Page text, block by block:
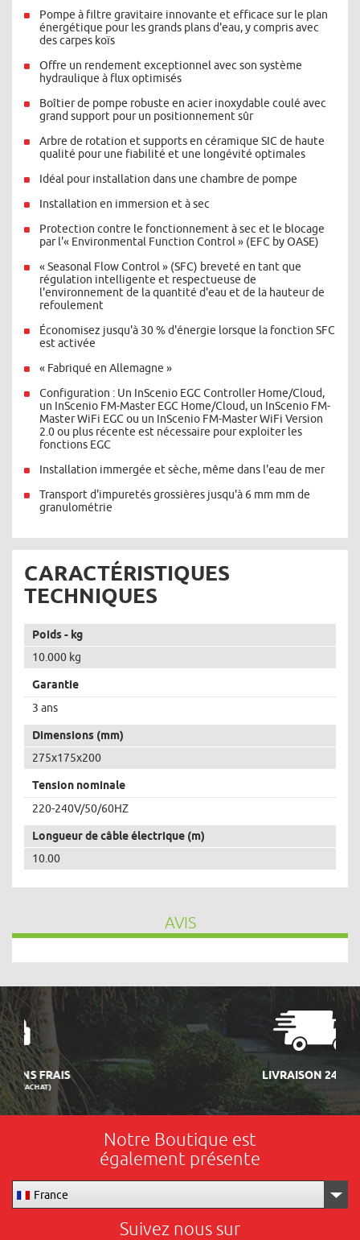
Pompe à filtre gravitaire innovante et efficace sur le plan
énergétique pour les grands plans d'eau, y compris avec
des carpes koïs
Offre un rendement exceptionnel avec son système
hydraulique à flux optimisés
Boîtier de pompe robuste en acier inoxydable coulé avec
grand support pour un positionnement sûr
Arbre de rotation et supports en céramique SIC de haute
qualité pour une fiabilité et une longévité optimales
Idéal pour installation dans une chambre de pompe
Installation en immersion et à sec
Protection contre le fonctionnement à sec et le blocage
par l'« Environmental Function Control » (EFC by OASE)
« Seasonal Flow Control » (SFC) breveté en tant que
régulation intelligente et respectueuse de
l'environnement de la quantité d'eau et de la hauteur de
refoulement
Économisez jusqu'à 30 % d'énergie lorsque la fonction SFC
est activée
« Fabriqué en Allemagne »
Configuration : Un InScenio EGC Controller Home/Cloud,
un InScenio FM-Master EGC Home/Cloud, un InScenio FM-
Master WiFi EGC ou un InScenio FM-Master WiFi Version
2.0 ou plus récente est nécessaire pour exploiter les
fonctions EGC
Installation immergée et sèche, même dans l'eau de mer
Transport d'impuretés grossières jusqu'à 6 mm mm de
granulométrie
CARACTÉRISTIQUES
TECHNIQUES
Poids - kg
10.000 kg
Garantie
3 ans
Dimensions (mm)
275x175x200
Tension nominale
220-240V/50/60HZ
Longueur de câble électrique (m)
10.00
AVIS
LIVRAISON 24/48H
Notre Boutique est
également présente
France
Suivez nous sur